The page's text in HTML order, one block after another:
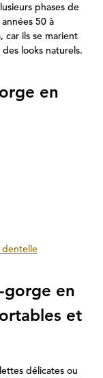
phases de
50 à
car ils se marient
looks naturels.
en
dentelle
gorge en
et
délicates ou